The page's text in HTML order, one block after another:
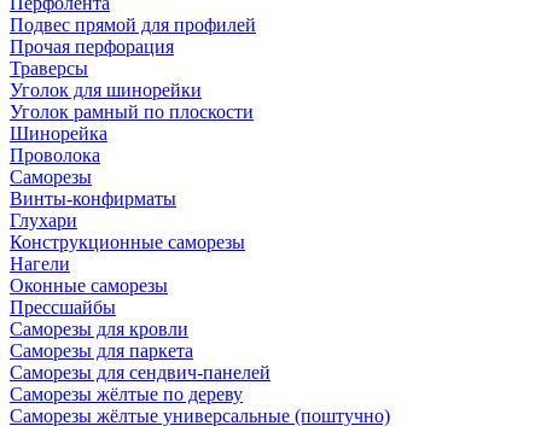
Подвес прямой для профилей
Прочая перфорация
Траверсы
Уголок для шинорейки
Уголок рамный по плоскости
Шинорейка
Проволока
Саморезы
Винты-конфирматы
Глухари
Конструкционные саморезы
Нагели
Оконные саморезы
Прессшайбы
Саморезы для кровли
Саморезы для паркета
Саморезы для сендвич-панелей
Саморезы жёлтые по дереву
Саморезы жёлтые универсальные (поштучно)